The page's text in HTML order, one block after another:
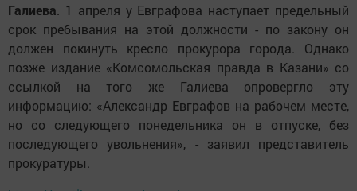
Галиева. 1 апреля у Евграфова наступает предельный
срок пребывания на этой должности - по закону он
должен покинуть кресло прокурора города. Однако
позже издание «Комсомольская правда в Казани» со
ссылкой на того же Галиева опровергло эту
информацию: «Александр Евграфов на рабочем месте,
но со следующего понедельника он в отпуске, без
последующего увольнения», - заявил представитель
прокуратуры.